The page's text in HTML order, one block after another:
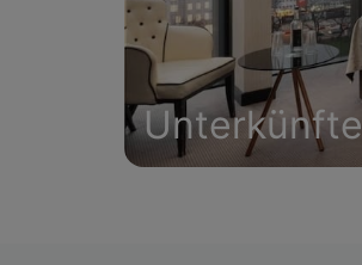
Unterkünfte